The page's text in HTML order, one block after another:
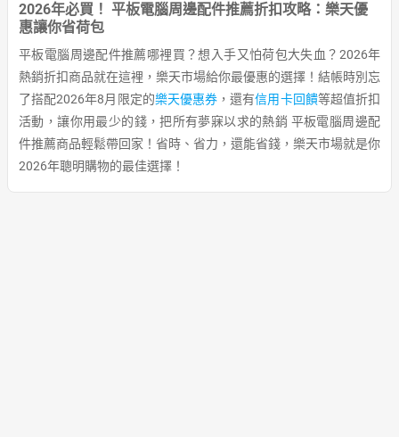
2026年必買！ 平板電腦周邊配件推薦折扣攻略：樂天優
惠讓你省荷包
平板電腦周邊配件推薦哪裡買？想入手又怕荷包大失血？2026年
熱銷折扣商品就在這裡，樂天市場給你最優惠的選擇！結帳時別忘
了搭配2026年8月限定的樂天優惠券 ，還有信用卡回饋等超值折扣
活動，讓你用最少的錢，把所有夢寐以求的熱銷 平板電腦周邊配
件推薦商品輕鬆帶回家！省時、省力，還能省錢，樂天市場就是你
2026年聰明購物的最佳選擇！